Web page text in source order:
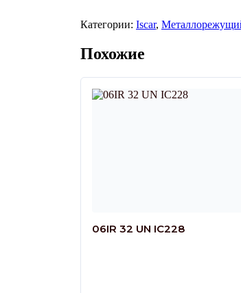
Категории: Iscar,
Похожие
06IR 32 UN IC228